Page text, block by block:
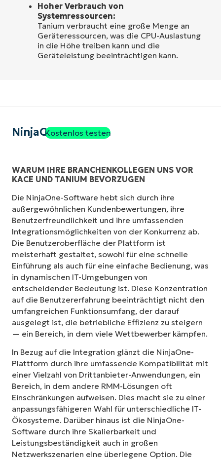
Hoher Verbrauch von
Systemressourcen:
Tanium verbraucht eine große Menge an
Geräteressourcen, was die CPU-Auslastung
in die Höhe treiben kann und die
Geräteleistung beeinträchtigen kann.
NinjaOneKostenlos testen
WARUM IHRE BRANCHENKOLLEGEN UNS VOR
KACE UND TANIUM BEVORZUGEN
Die NinjaOne-Software hebt sich durch ihre
außergewöhnlichen Kundenbewertungen, ihre
Benutzerfreundlichkeit und ihre umfassenden
Integrationsmöglichkeiten von der Konkurrenz ab.
Die Benutzeroberfläche der Plattform ist
meisterhaft gestaltet, sowohl für eine schnelle
Einführung als auch für eine einfache Bedienung, was
in dynamischen IT-Umgebungen von
entscheidender Bedeutung ist. Diese Konzentration
auf die Benutzererfahrung beeinträchtigt nicht den
umfangreichen Funktionsumfang, der darauf
ausgelegt ist, die betriebliche Effizienz zu steigern
— ein Bereich, in dem viele Wettbewerber kämpfen.
In Bezug auf die Integration glänzt die NinjaOne-
Plattform durch ihre umfassende Kompatibilität mit
einer Vielzahl von Drittanbieter-Anwendungen, ein
Bereich, in dem andere RMM-Lösungen oft
Einschränkungen aufweisen. Dies macht sie zu einer
anpassungsfähigeren Wahl für unterschiedliche IT-
Ökosysteme. Darüber hinaus ist die NinjaOne-
Software durch ihre Skalierbarkeit und
Leistungsbeständigkeit auch in großen
Netzwerkszenarien eine überlegene Option. Die